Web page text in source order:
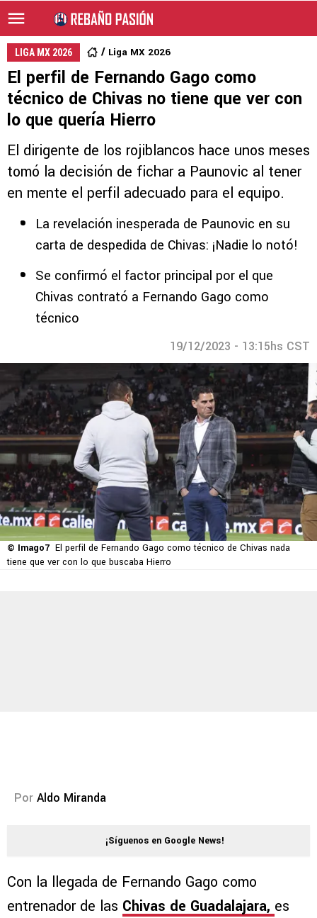
LIGA MX 2026 Liga MX 2026
El perfil de Fernando Gago como
técnico de Chivas no tiene que ver con
lo que quería Hierro
El dirigente de los rojiblancos hace unos meses
tomó la decisión de fichar a Paunovic al tener
en mente el perfil adecuado para el equipo.
La revelación inesperada de Paunovic en su
carta de despedida de Chivas: ¡Nadie lo notó!
Se confirmó el factor principal por el que
Chivas contrató a Fernando Gago como
técnico
19/12/2023 - 13:15hs CST
© Imago7 El perfil de Fernando Gago como técnico de Chivas nada
tiene que ver con lo que buscaba Hierro
Por Aldo Miranda
¡Síguenos en Google News!
Con la llegada de Fernando Gago como
entrenador de las Chivas de Guadalajara, es